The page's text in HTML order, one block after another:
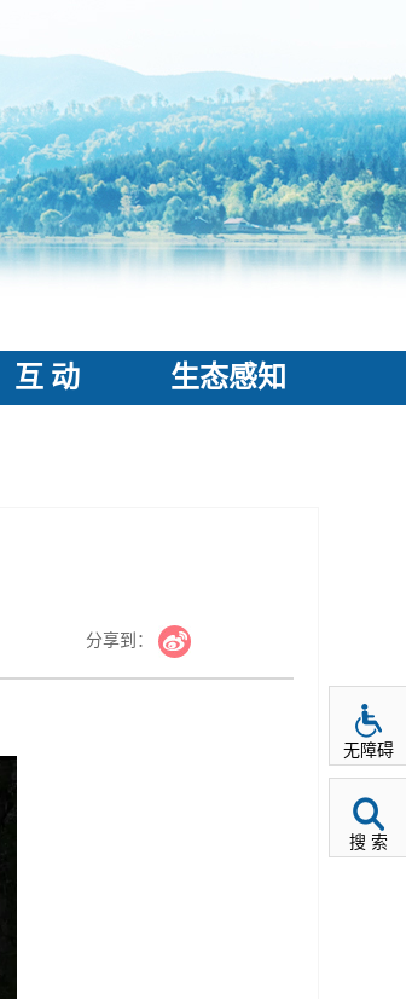
互 动 生态感知
分享到：
无障碍
搜 索